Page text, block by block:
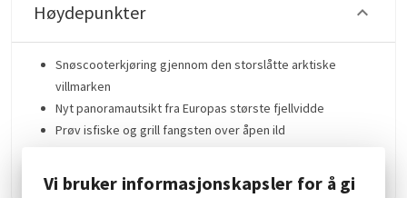
Høydepunkter
Snøscooterkjøring gjennom den storslåtte arktiske
villmarken
Nyt panoramautsikt fra Europas største fjellvidde
Prøv isfiske og grill fangsten over åpen ild
arktisk lunsj
Vi bruker informasjonskapsler for å gi